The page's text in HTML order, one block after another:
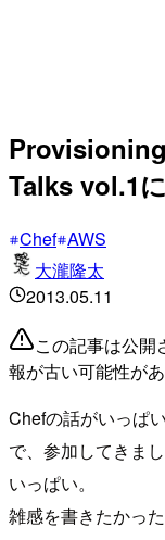
Talks vol.1
Chef AWS
大瀧隆太
2013.05.11
この記事は公開
報が古い可能性が
Chefの話がいっぱ
で、参加してきま
いっぱい。
雑感を書きたかっ